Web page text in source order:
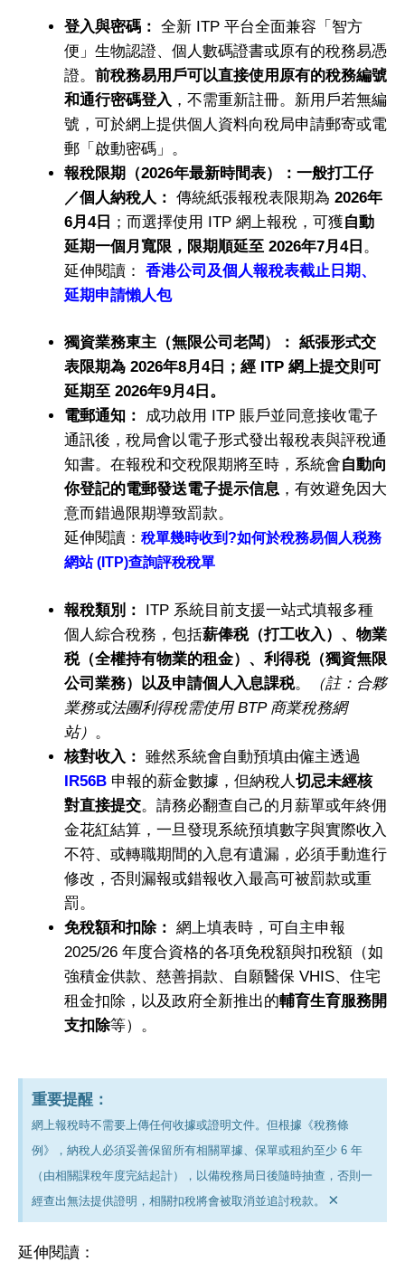
登入與密碼： 全新 ITP 平台全面兼容「智方
便」生物認證、個人數碼證書或原有的稅務易憑
證。 前稅務易用戶可以直接使用原有的稅務編號
和通行密碼登入 ，不需重新註冊。新用戶若無編
號，可於網上提供個人資料向稅局申請郵寄或電
郵「啟動密碼」。
報稅限期（2026年最新時間表）：一般打工仔
／個人納稅人： 傳統紙張報稅表限期為 2026年
6月4日 ；而選擇使用 ITP 網上報稅，可獲自動
延期一個月寬限，限期順延至 2026年7月4日 。
延伸閱讀： 香港公司及個人報稅表截止日期、
延期申請懶人包
獨資業務東主（無限公司老闆）： 紙張形式交
表限期為 2026年8月4日；經 ITP 網上提交則可
延期至 2026年9月4日。
電郵通知：
成功啟用 ITP 賬戶並同意接收電子
通訊後，稅局會以電子形式發出報稅表與評稅通
知書。在報稅和交稅限期將至時，系統會自動向
你登記的電郵發送電子提示信息 ，有效避免因大
意而錯過限期導致罰款。
延伸閱讀： 稅單幾時收到?如何於稅務易個人税務
網站 (ITP)查詢評稅稅單
報稅類別：
ITP 系統目前支援一站式填報多種
個人綜合稅務，包括薪俸税（打工收入）、物業
税（全權持有物業的租金）、利得税（獨資無限
公司業務）以及申請個人入息課税。
（註：合夥
業務或法團利得稅需使用BTP 商業稅務網
站） 。
核對收入： 雖然系統會自動預填由僱主透過
IR56B 申報的薪金數據，但納稅人切忌未經核
對直接提交。請務必翻查自己的月薪單或年終佣
金花紅結算，一旦發現系統預填數字與實際收入
不符、或轉職期間的入息有遺漏，必須手動進行
修改，否則漏報或錯報收入最高可被罰款或重
罰。
免稅額和扣除： 網上填表時，可自主申報
2025/26 年度合資格的各項免稅額與扣稅額（如
強積金供款、慈善捐款、自願醫保 VHIS、住宅
租金扣除，以及政府全新推出的輔育生育服務開
支扣除等）。
重要提醒：
網上報稅時不需要上傳任何收據或證明文件。但根據《稅務條
例》，納稅人必須妥善保留所有相關單據、保單或租約至少 6 年
（由相關課稅年度完結起計），以備稅務局日後隨時抽查，否則一
經查出無法提供證明，相關扣稅將會被取消並追討稅款。
×
延伸閱讀：